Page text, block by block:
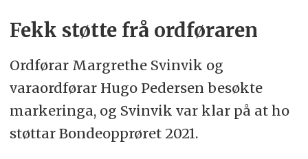
Fekk støtte frå ordføraren
Ordførar Margrethe Svinvik og
varaordførar Hugo Pedersen besøkte
markeringa, og Svinvik var klar på at ho
støttar Bondeopprøret 2021.